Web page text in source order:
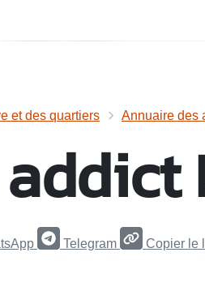
et des quartiers Annuaire des
Telegram Copier le